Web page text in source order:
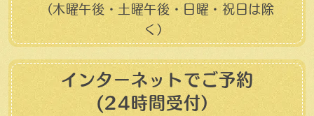
（木曜午後・土曜午後・日曜・祝日は除
く）
インターネットでご予約
(24時間受付）